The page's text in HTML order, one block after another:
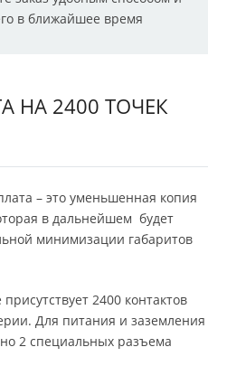
в ближайшее время
НА 2400 ТОЧЕК
– это уменьшенная копия
в дальнейшем будет
минимизации габаритов
2400 контактов
Для питания и заземления
2 специальных разъема